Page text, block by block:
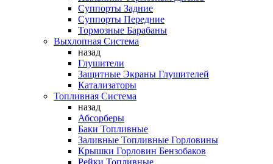
Суппорты Задние
Суппорты Передние
Тормозные Барабаны
Выхлопная Система
назад
Глушители
Защитные Экраны Глушителей
Катализаторы
Топливная Система
назад
Абсорберы
Баки Топливные
Заливные Топливные Горловины
Крышки Горловин Бензобаков
Рейки Топливные